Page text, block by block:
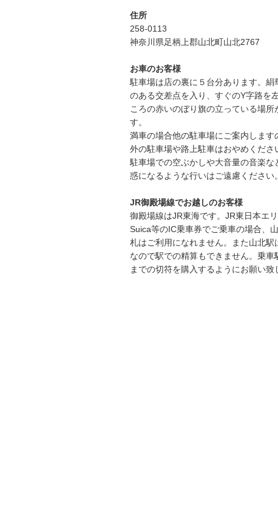
住所
258-0113
神奈川県足柄上郡山北町山北2767
お車のお客様
駐車場は店の裏に５台分あります。絹
のある交差点を入り、すぐのY字路を
ころの赤いのぼり旗の立っている場所
す。
満車の場合他の駐車場にご案内します
外の駐車場や路上駐車はおやめくださ
駐車場での空ぶかしや大音量の音楽な
惑になるような行いはご遠慮ください。
JR御殿場線でお越しのお客様
御殿場線はJR東海です。JR東日本エ
Suica等のIC乗車券でご乗車の場合、
札はご利用になれません。また山北駅
なので駅での精算もできません。乗車
までの切符を購入するようにお願い致